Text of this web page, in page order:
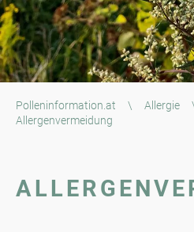
Polleninformation.at \ Allergie
Allergenvermeidung